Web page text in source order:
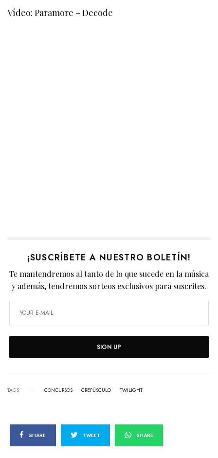
Vídeo: Paramore – Decode
¡SUSCRÍBETE A NUESTRO BOLETÍN!
Te mantendremos al tanto de lo que sucede en la música
y además, tendremos sorteos exclusivos para suscrites.
SIGN UP
TAGS CONCURSOS CREPÚSCULO TWILIGHT
SHARE TWEET SHARE